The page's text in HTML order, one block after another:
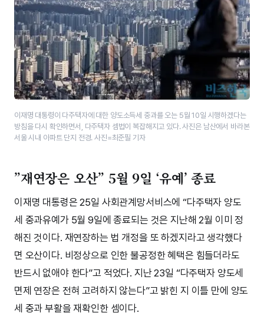
이재명 대통령이 다주택자에 대한 양도소득세 중과를 오는 5월 10일 시행하겠다는
방침을 다시 확인하면서, 다주택자 셈법이 복잡해지고 있다. 사진은 남산에서 바라본
서울 시내 아파트 단지 전경. 사진=최준필 기자
”재연장은 오산” 5월 9일 ‘유예’ 종료
이재명 대통령은 25일 사회관계망서비스에 “다주택자 양도
세 중과유예가 5월 9일에 종료되는 것은 지난해 2월 이미 정
해진 것이다. 재연장하는 법 개정을 또 하겠지라고 생각했다
면 오산이다. 비정상으로 인한 불공정한 혜택은 힘들더라도
반드시 없애야 한다”고 적었다. 지난 23일 “다주택자 양도세
면제 연장은 전혀 고려하지 않는다”고 밝힌 지 이틀 만에 양도
세 중과 부활을 재확인한 셈이다.